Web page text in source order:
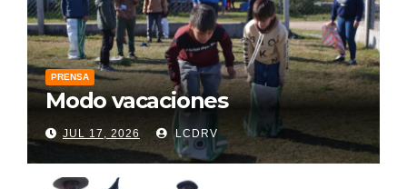
PRENSA
Modo vacaciones
JUL 17, 2026 LCDRV